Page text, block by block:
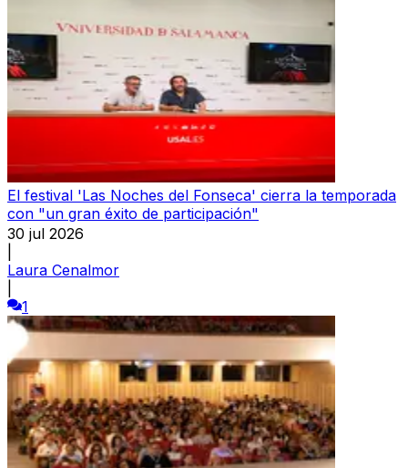
El festival 'Las Noches del Fonseca' cierra la temporada
con "un gran éxito de participación"
30 jul 2026
Laura Cenalmor
1